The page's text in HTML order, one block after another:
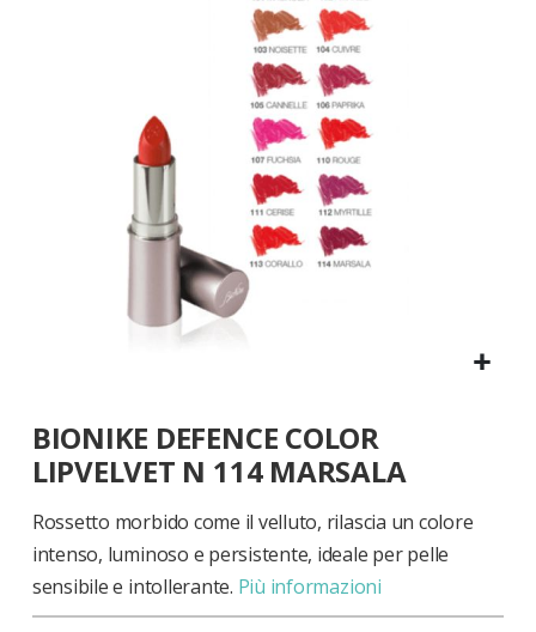
all'inizio
della
galleria
di
immagini
BIONIKE DEFENCE COLOR
LIPVELVET N 114 MARSALA
Rossetto morbido come il velluto, rilascia un colore
intenso, luminoso e persistente, ideale per pelle
sensibile e intollerante. Più informazioni